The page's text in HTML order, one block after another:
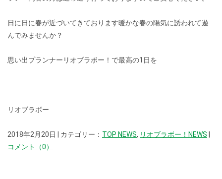
日に日に春が近づいてきております暖かな春の陽気に誘われて遊
んでみませんか？
思い出プランナーリオブラボー！で最高の1日を
リオブラボー
2018年2月20日 | カテゴリー： TOP NEWS, リオブラボー！NEWS |
コメント（0）